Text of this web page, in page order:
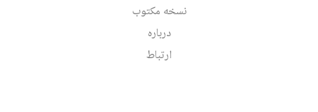
نسخه مکتوب
درباره
ارتباط